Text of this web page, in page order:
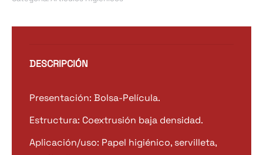
DESCRIPCIÓN
Presentación: Bolsa-Película.
Estructura: Coextrusión baja densidad.
Aplicación/uso: Papel higiénico, servilleta,